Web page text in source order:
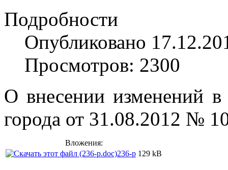
Подробности
Опубликовано
Просмотров: 2300
О внесении изменений
города от 31.08.2012 №
Вложения:
236-р 129 kB